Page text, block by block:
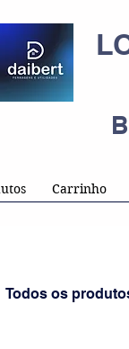
Carrinho
Todos os